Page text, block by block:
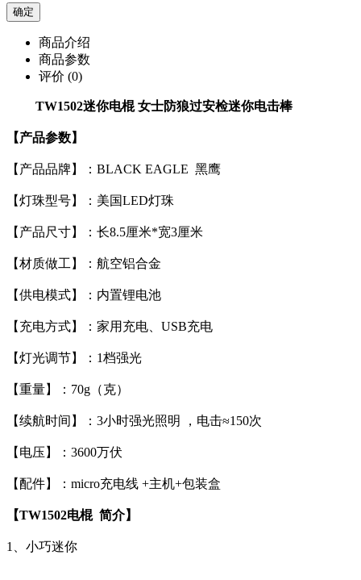
商品介绍
商品参数
评价 (0)
TW1502迷你电棍 女士防狼过安检迷你电击棒
【产品参数】
【产品品牌】：BLACK EAGLE 黑鹰
【灯珠型号】：美国LED灯珠
【产品尺寸】：长8.5厘米*宽3厘米
【材质做工】：航空铝合金
【供电模式】：内置锂电池
【充电方式】：家用充电、USB充电
【灯光调节】：1档强光
【重量】：70g（克）
【续航时间】：3小时强光照明 ，电击≈150次
【电压】：3600万伏
【配件】：micro充电线 +主机+包装盒
【TW1502电棍 简介】
1、小巧迷你